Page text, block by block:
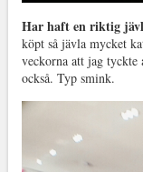
Har haft en riktig
köpt så jävla mycket
veckorna att jag
också. Typ smink.